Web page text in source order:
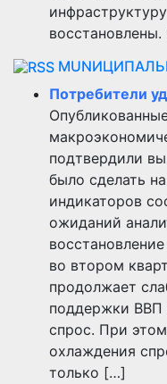
Потребители
подтвердили
было сделать
индикаторов
ожиданий
во втором
продолжает
поддержки ВВП
спрос. При
охлаждения
только […]